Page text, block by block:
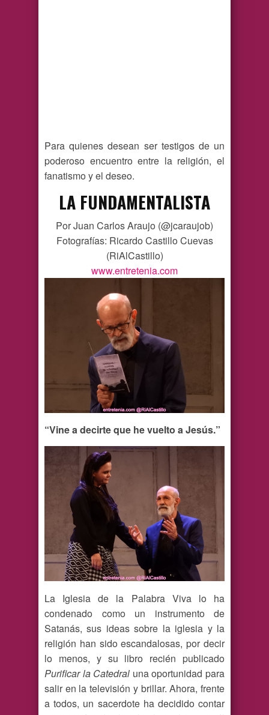
Para quienes desean ser testigos de un
poderoso encuentro entre la religión, el
fanatismo y el deseo.
LA FUNDAMENTALISTA
Por Juan Carlos Araujo (@jcaraujob)
Fotografías: Ricardo Castillo Cuevas
(RiAlCastillo)
www.entretenia.com
“Vine a decirte que he vuelto a Jesús.”
La Iglesia de la Palabra Viva lo ha
condenado como un instrumento de
Satanás, sus ideas sobre la iglesia y la
religión han sido escandalosas, por decir
lo menos, y su libro recién publicado
Purificar la Catedral una oportunidad para
salir en la televisión y brillar. Ahora, frente
a todos, un sacerdote ha decidido contar